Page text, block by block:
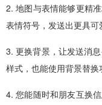
2. 地图与表情能够更精
表情符号，发送出更具可
3. 更换背景，让发送消
样式，也能使用背景替换
4. 您能随时和朋友互换